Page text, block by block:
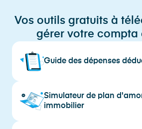
Vos outils gratuits à
gérer votre compta
Guide des dépenses
Simulateur de plan
immobilier